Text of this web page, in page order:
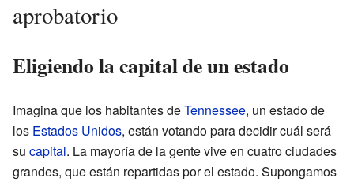
aprobatorio
Eligiendo la capital de un estado
Imagina que los habitantes deTennessee, un estado de
los Estados Unidos, están votando para decidir cuál será
su capital. La mayoría de la gente vive en cuatro ciudades
grandes, que están repartidas por el estado. Supongamos